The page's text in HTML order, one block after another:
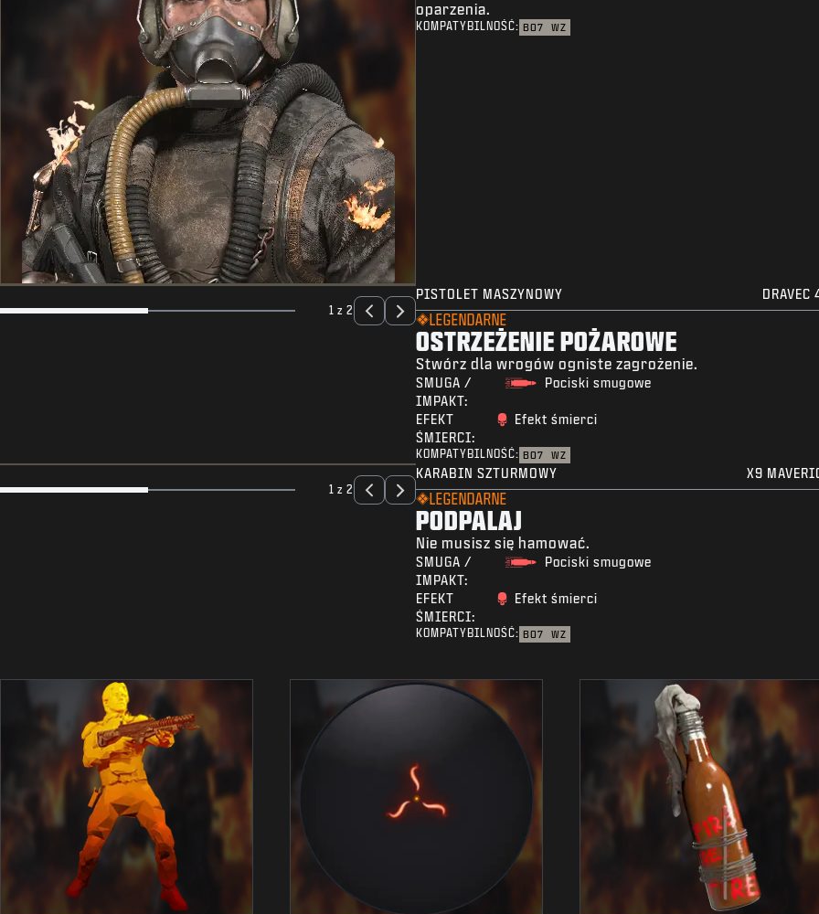
oparzenia.
KOMPATYBILNOŚĆ: BO7 WZ
1 z 2
PISTOLET MASZYNOWY DRAVEC
LEGENDARNE
OSTRZEŻENIE POŻAROWE
Stwórz dla wrogów ogniste zagrożenie.
SMUGA /
IMPAKT:
Pociski smugowe
EFEKT
ŚMIERCI:
Efekt śmierci
KOMPATYBILNOŚĆ: BO7 WZ
1 z 2
KARABIN SZTURMOWY X9
LEGENDARNE
PODPALAJ
Nie musisz się hamować.
SMUGA /
IMPAKT:
Pociski smugowe
EFEKT
ŚMIERCI:
Efekt śmierci
KOMPATYBILNOŚĆ: BO7 WZ